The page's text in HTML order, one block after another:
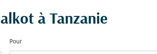
à Tanzanie
Pour